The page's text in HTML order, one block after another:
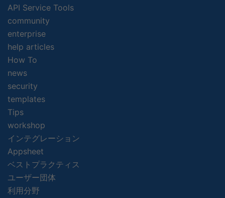
API Service Tools
community
enterprise
help articles
How To
news
security
templates
Tips
workshop
インテグレーション
Appsheet
ベストプラクティス
ユーザー団体
利用分野